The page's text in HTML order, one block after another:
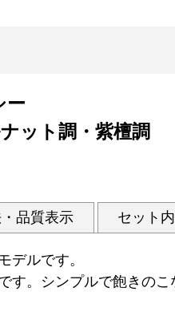
ー
ット調・紫檀調
品質表示 セット
デルです。
す。シンプルで飽きの